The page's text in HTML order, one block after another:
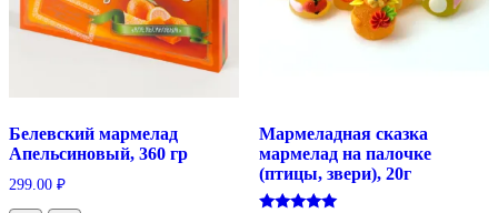
Белевский мармелад
Апельсиновый, 360 гр
299.00 ₽
Мармеладная сказка
мармелад на палочке
(птицы, звери), 20г